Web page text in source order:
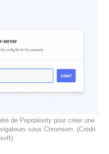
de Peprplexity pour créer une
sous Chromium. (Crédit